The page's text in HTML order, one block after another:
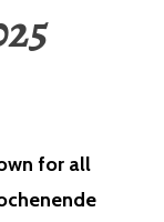
for all